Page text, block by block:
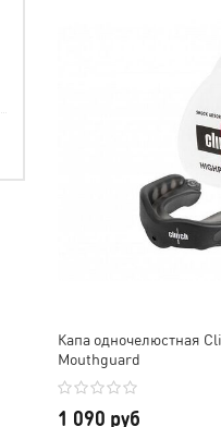
Капа одночелюстная
Mouthguard
1 090 руб